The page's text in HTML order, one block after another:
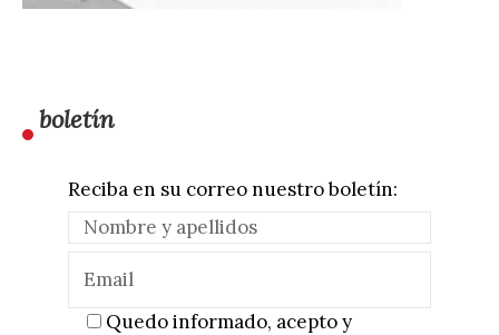
boletín
Reciba en su correo nuestro boletín:
Quedo informado, acepto y